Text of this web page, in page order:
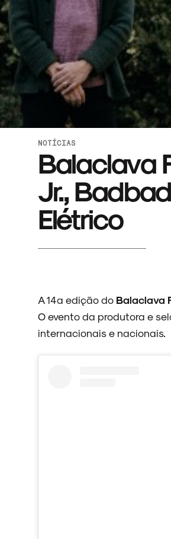
NOTÍCIAS
Balaclava
Jr.,
Elétrico
A 14ª edição do Balaclava
O evento da produtora e
internacionais e nacionais.